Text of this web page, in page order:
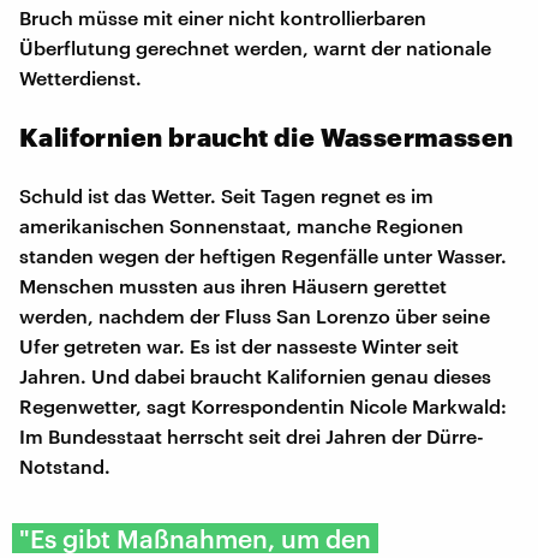
Bruch müsse mit einer nicht kontrollierbaren
Überflutung gerechnet werden, warnt der nationale
Wetterdienst.
Kalifornien braucht die Wassermassen
Schuld ist das Wetter. Seit Tagen regnet es im
amerikanischen Sonnenstaat, manche Regionen
standen wegen der heftigen Regenfälle unter Wasser.
Menschen mussten aus ihren Häusern gerettet
werden, nachdem der Fluss San Lorenzo über seine
Ufer getreten war. Es ist der nasseste Winter seit
Jahren. Und dabei braucht Kalifornien genau dieses
Regenwetter, sagt Korrespondentin Nicole Markwald:
Im Bundesstaat herrscht seit drei Jahren der Dürre-
Notstand.
"Es gibt Maßnahmen, um den